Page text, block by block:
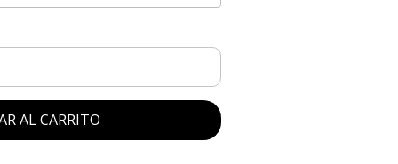
AL CARRITO